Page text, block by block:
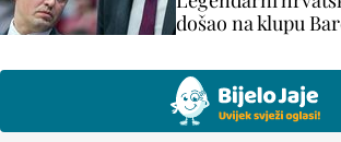
došao na klupu